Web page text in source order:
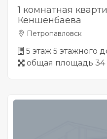
1 комнатная
Кеншенбаева
Петропавловск
5 этаж 5 этажного
общая площадь 34